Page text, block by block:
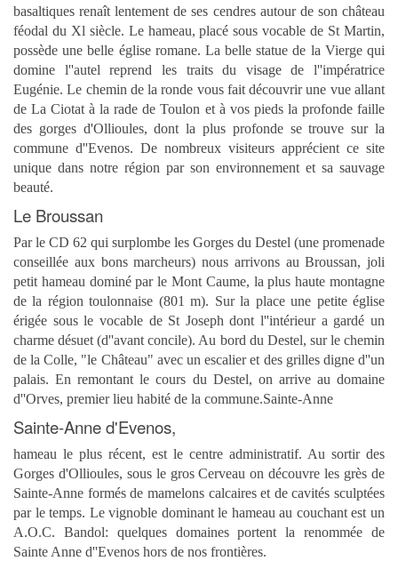
basaltiques renaît lentement de ses cendres autour de son château
féodal du Xl siècle. Le hameau, placé sous vocable de St Martin,
possède une belle église romane. La belle statue de la Vierge qui
domine l''autel reprend les traits du visage de l''impératrice
Eugénie. Le chemin de la ronde vous fait découvrir une vue allant
de La Ciotat à la rade de Toulon et à vos pieds la profonde faille
des gorges d'Ollioules, dont la plus profonde se trouve sur la
commune d''Evenos. De nombreux visiteurs apprécient ce site
unique dans notre région par son environnement et sa sauvage
beauté.
Le Broussan
Par le CD 62 qui surplombe les Gorges du Destel (une promenade
conseillée aux bons marcheurs) nous arrivons au Broussan, joli
petit hameau dominé par le Mont Caume, la plus haute montagne
de la région toulonnaise (801 m). Sur la place une petite église
érigée sous le vocable de St Joseph dont l''intérieur a gardé un
charme désuet (d''avant concile). Au bord du Destel, sur le chemin
de la Colle, "le Château" avec un escalier et des grilles digne d''un
palais. En remontant le cours du Destel, on arrive au domaine
d''Orves, premier lieu habité de la commune.Sainte-Anne
Sainte-Anne d'Evenos,
hameau le plus récent, est le centre administratif. Au sortir des
Gorges d'Ollioules, sous le gros Cerveau on découvre les grès de
Sainte-Anne formés de mamelons calcaires et de cavités sculptées
par le temps. Le vignoble dominant le hameau au couchant est un
A.O.C. Bandol: quelques domaines portent la renommée de
Sainte Anne d''Evenos hors de nos frontières.